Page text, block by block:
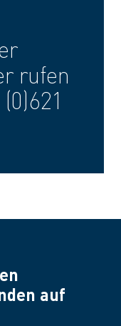
rufen
auf